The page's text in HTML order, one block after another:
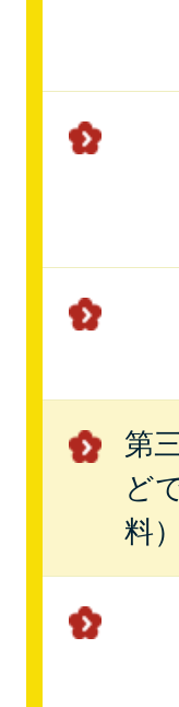
第
ど
料）